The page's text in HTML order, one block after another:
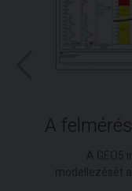
A
A GEO5
modellezését